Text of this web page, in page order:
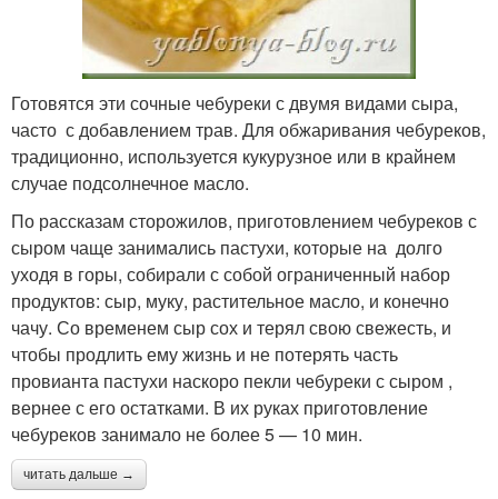
Готовятся эти сочные чебуреки с двумя видами сыра,
часто с добавлением трав. Для обжаривания чебуреков,
традиционно, используется кукурузное или в крайнем
случае подсолнечное масло.
По рассказам сторожилов, приготовлением чебуреков с
сыром чаще занимались пастухи, которые на долго
уходя в горы, собирали с собой ограниченный набор
продуктов: сыр, муку, растительное масло, и конечно
чачу. Со временем сыр сох и терял свою свежесть, и
чтобы продлить ему жизнь и не потерять часть
провианта пастухи наскоро пекли чебуреки с сыром ,
вернее с его остатками. В их руках приготовление
чебуреков занимало не более 5 — 10 мин.
читать дальше →